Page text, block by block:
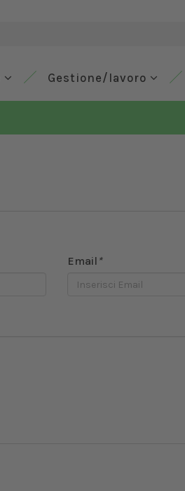
Gestione/lavoro
Email *